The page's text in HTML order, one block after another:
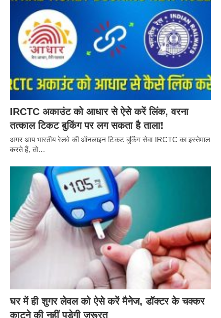
IRCTC अकाउंट को आधार से ऐसे करें लिंक, वरना
तत्काल टिकट बुकिंग पर लग सकता है ताला!
अगर आप भारतीय रेलवे की ऑनलाइन टिकट बुकिंग सेवा IRCTC का इस्तेमाल
करते हैं, तो…
घर में ही शुगर लेवल को ऐसे करें मैनेज, डॉक्टर के चक्कर
काटने की नहीं पड़ेगी ज़रूरत